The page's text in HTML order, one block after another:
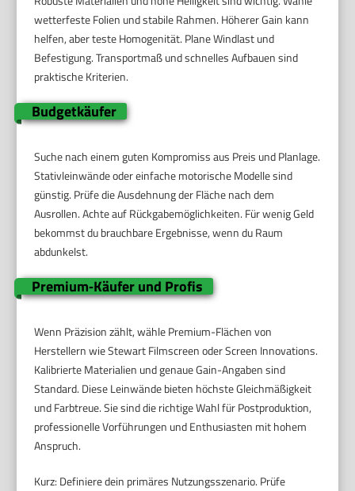
wetterfeste Folien und stabile Rahmen. Höherer Gain kann
helfen, aber teste Homogenität. Plane Windlast und
Befestigung. Transportmaß und schnelles Aufbauen sind
praktische Kriterien.
Budgetkäufer
Suche nach einem guten Kompromiss aus Preis und Planlage.
Stativleinwände oder einfache motorische Modelle sind
günstig. Prüfe die Ausdehnung der Fläche nach dem
Ausrollen. Achte auf Rückgabemöglichkeiten. Für wenig Geld
bekommst du brauchbare Ergebnisse, wenn du Raum
abdunkelst.
Premium‑Käufer und Profis
Wenn Präzision zählt, wähle Premium-Flächen von
Herstellern wie Stewart Filmscreen oder Screen Innovations.
Kalibrierte Materialien und genaue Gain-Angaben sind
Standard. Diese Leinwände bieten höchste Gleichmäßigkeit
und Farbtreue. Sie sind die richtige Wahl für Postproduktion,
professionelle Vorführungen und Enthusiasten mit hohem
Anspruch.
Kurz: Definiere dein primäres Nutzungsszenario. Prüfe